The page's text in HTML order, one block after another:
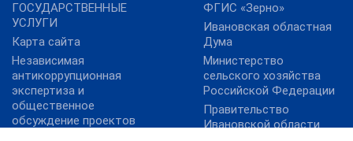
ГОСУДАРСТВЕННЫЕ
УСЛУГИ
Карта сайта
Независимая
антикоррупционная
экспертиза и
общественное
обсуждение проектов
ФГИС «Зерно»
Ивановская областная
Дума
Министерство
сельского хозяйства
Российской Федерации
Правительство
Ивановской области